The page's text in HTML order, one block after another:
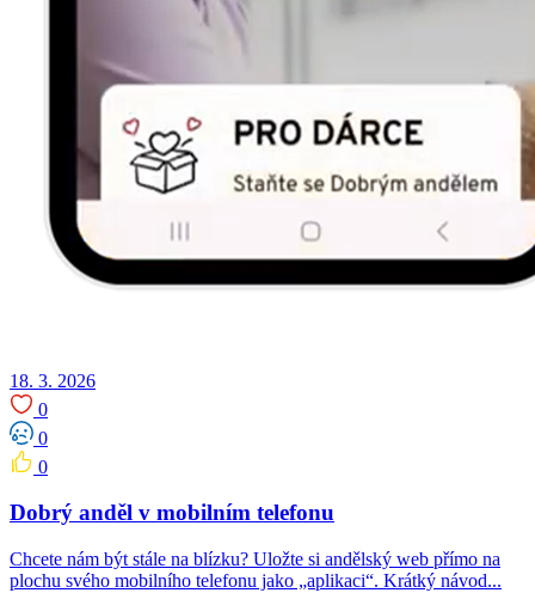
18. 3. 2026
0
0
0
Dobrý anděl v mobilním telefonu
Chcete nám být stále na blízku? Uložte si andělský web přímo na
plochu svého mobilního telefonu jako „aplikaci“. Krátký návod...